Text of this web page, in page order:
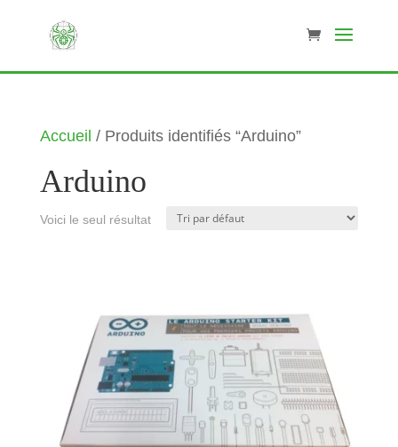
Accueil / Produits identifiés “Arduino”
Arduino
Voici le seul résultat